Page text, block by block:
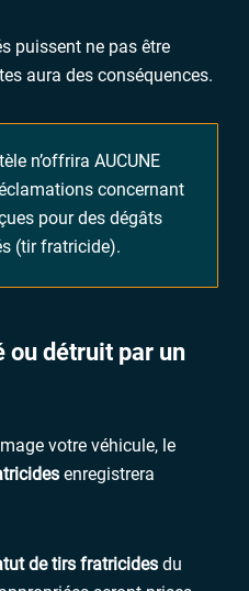
puissent ne pas être
aura des conséquences.
n’offrira AUCUNE
concernant
pour des dégâts
(tir fratricide).
ou détruit par un
votre véhicule, le
enregistrera
de tirs fratricides du